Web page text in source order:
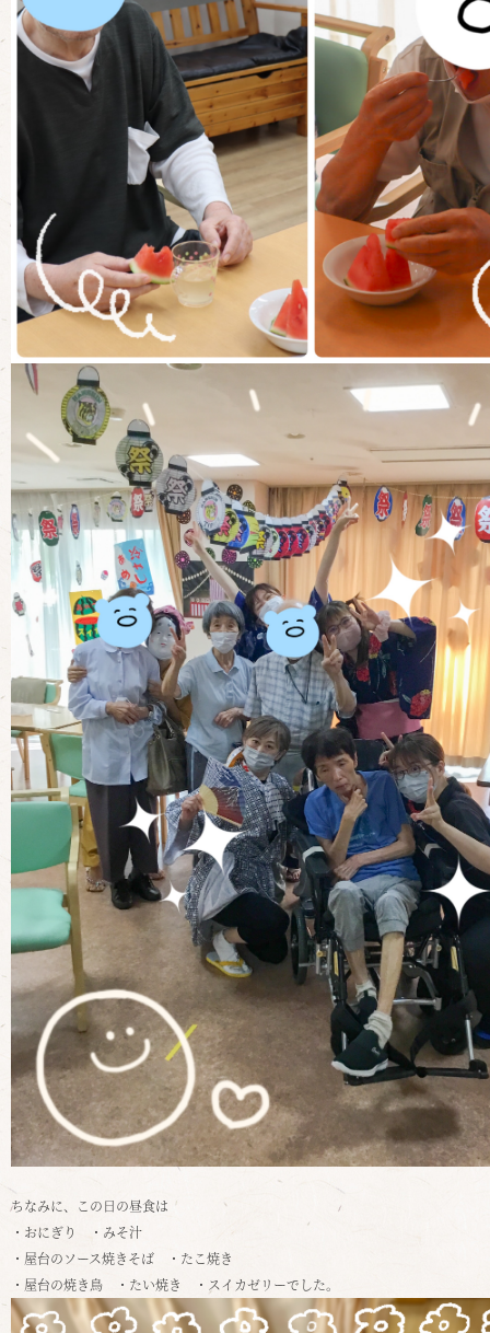
ちなみに、この日の昼食は
・おにぎり ・みそ汁
・屋台のソース焼きそば ・たこ焼き
・屋台の焼き鳥 ・たい焼き ・スイカゼリーでした。